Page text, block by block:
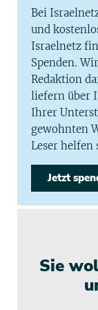
Bei
und
Israelnetz
Spenden.
Redaktion
liefern über
Ihrer
gewohnten
Leser helfen
Jetzt
Sie